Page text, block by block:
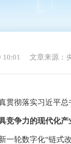
10:01 文章来源：
彻落实习近平总
竞争力的现代化产
轮数字化“链式改